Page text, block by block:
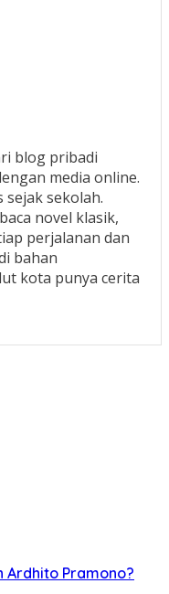
blog pribadi
media online.
sekolah.
novel klasik,
perjalanan dan
bahan
kota punya cerita
Ardhito Pramono?